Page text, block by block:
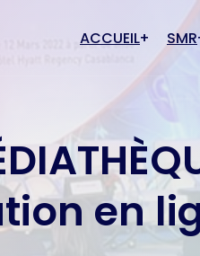
ACCUEIL SMR
en